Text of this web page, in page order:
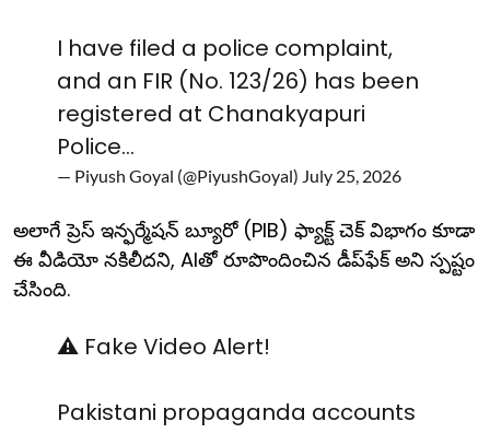
I have filed a police complaint,
and an FIR (No. 123/26) has been
registered at Chanakyapuri
Police…
— Piyush Goyal (@PiyushGoyal) July 25, 2026
అలాగే ప్రెస్ ఇన్ఫర్మేషన్ బ్యూరో (PIB) ఫ్యాక్ట్ చెక్ విభాగం కూడా
ఈ వీడియో నకిలీదని, AIతో రూపొందించిన డీప్‌ఫేక్ అని స్పష్టం
చేసింది.
⚠️ Fake Video Alert!
Pakistani propaganda accounts